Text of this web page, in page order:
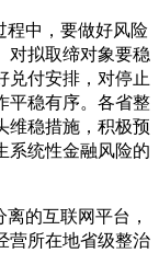
程中，要做好风险
对拟取缔对象要稳
兑付安排，对停止
平稳有序。各省整
维稳措施，积极预
系统性金融风险的
的互联网平台，
营所在地省级整治